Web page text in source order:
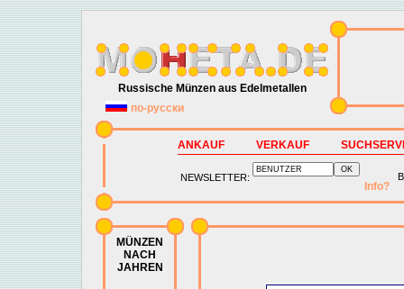
Russische Münzen aus Edelmetallen
по-русски
ANKAUF VERKAUF
NEWSLETTER:
Info?
MÜNZEN
NACH
JAHREN